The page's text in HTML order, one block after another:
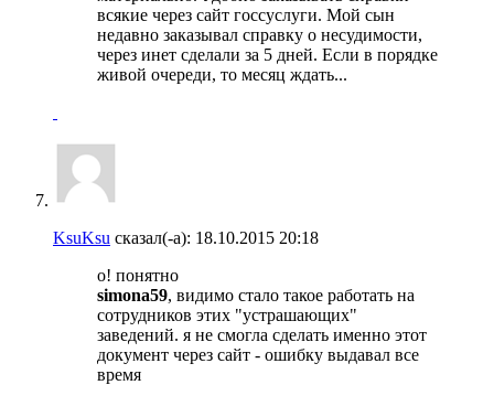
всякие через сайт госсуслуги. Мой сын
недавно заказывал справку о несудимости,
через инет сделали за 5 дней. Если в порядке
живой очереди, то месяц ждать...
KsuKsu сказал(-а): 18.10.2015 20:18
о! понятно
simona59, видимо стало такое работать на
сотрудников этих "устрашающих"
заведений. я не смогла сделать именно этот
документ через сайт - ошибку выдавал все
время